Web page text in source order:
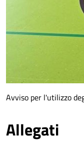
Avviso per l'utilizzo
Allegati